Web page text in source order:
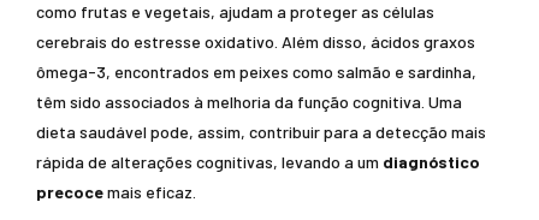
como frutas e vegetais, ajudam a proteger as células
cerebrais do estresse oxidativo. Além disso, ácidos graxos
ômega-3, encontrados em peixes como salmão e sardinha,
têm sido associados à melhoria da função cognitiva. Uma
dieta saudável pode, assim, contribuir para a detecção mais
rápida de alterações cognitivas, levando a um diagnóstico
precocemais eficaz.